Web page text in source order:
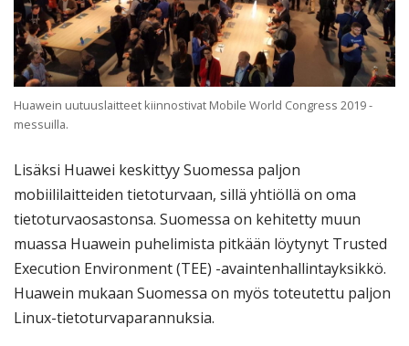
Huawein uutuuslaitteet kiinnostivat Mobile World Congress 2019 -
messuilla.
Lisäksi Huawei keskittyy Suomessa paljon
mobiililaitteiden tietoturvaan, sillä yhtiöllä on oma
tietoturvaosastonsa. Suomessa on kehitetty muun
muassa Huawein puhelimista pitkään löytynyt Trusted
Execution Environment (TEE) -avaintenhallintayksikkö.
Huawein mukaan Suomessa on myös toteutettu paljon
Linux-tietoturvaparannuksia.